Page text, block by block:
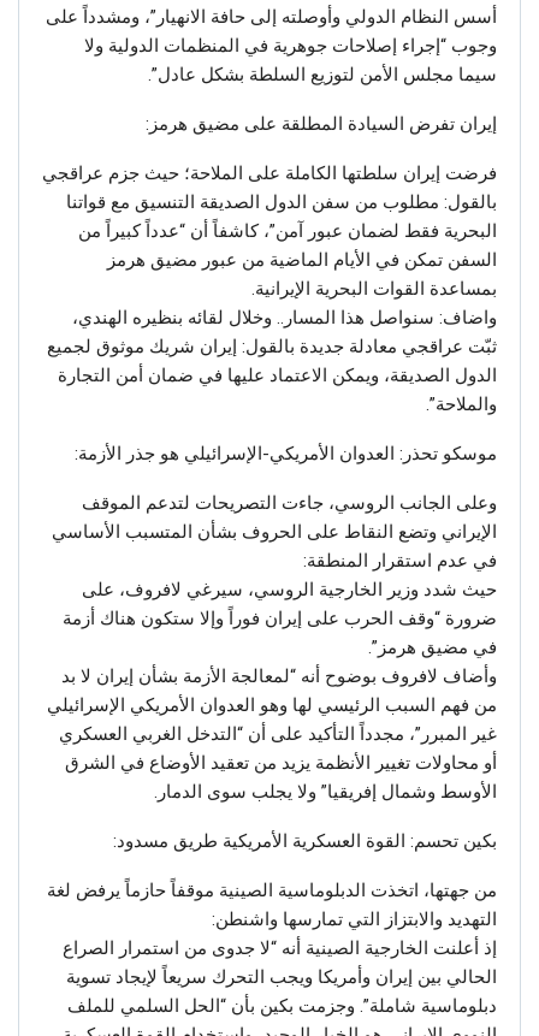
أسس النظام الدولي وأوصلته إلى حافة الانهيار”، ومشدداً على
وجوب “إجراء إصلاحات جوهرية في المنظمات الدولية ولا
سيما مجلس الأمن لتوزيع السلطة بشكل عادل”.
إيران تفرض السيادة المطلقة على مضيق هرمز:
فرضت إيران سلطتها الكاملة على الملاحة؛ حيث جزم عراقجي
بالقول: مطلوب من سفن الدول الصديقة التنسيق مع قواتنا
البحرية فقط لضمان عبور آمن”، كاشفاً أن “عدداً كبيراً من
السفن تمكن في الأيام الماضية من عبور مضيق هرمز
بمساعدة القوات البحرية الإيرانية.
واضاف: سنواصل هذا المسار.. وخلال لقائه بنظيره الهندي،
ثبّت عراقجي معادلة جديدة بالقول: إيران شريك موثوق لجميع
الدول الصديقة، ويمكن الاعتماد عليها في ضمان أمن التجارة
والملاحة”.
موسكو تحذر: العدوان الأمريكي-الإسرائيلي هو جذر الأزمة:
وعلى الجانب الروسي، جاءت التصريحات لتدعم الموقف
الإيراني وتضع النقاط على الحروف بشأن المتسبب الأساسي
في عدم استقرار المنطقة:
حيث شدد وزير الخارجية الروسي، سيرغي لافروف، على
ضرورة “وقف الحرب على إيران فوراً وإلا ستكون هناك أزمة
في مضيق هرمز”.
وأضاف لافروف بوضوح أنه “لمعالجة الأزمة بشأن إيران لا بد
من فهم السبب الرئيسي لها وهو العدوان الأمريكي الإسرائيلي
غير المبرر”، مجدداً التأكيد على أن “التدخل الغربي العسكري
أو محاولات تغيير الأنظمة يزيد من تعقيد الأوضاع في الشرق
الأوسط وشمال إفريقيا” ولا يجلب سوى الدمار.
بكين تحسم: القوة العسكرية الأمريكية طريق مسدود:
من جهتها، اتخذت الدبلوماسية الصينية موقفاً حازماً يرفض لغة
التهديد والابتزاز التي تمارسها واشنطن:
إذ أعلنت الخارجية الصينية أنه “لا جدوى من استمرار الصراع
الحالي بين إيران وأمريكا ويجب التحرك سريعاً لإيجاد تسوية
دبلوماسية شاملة”. وجزمت بكين بأن “الحل السلمي للملف